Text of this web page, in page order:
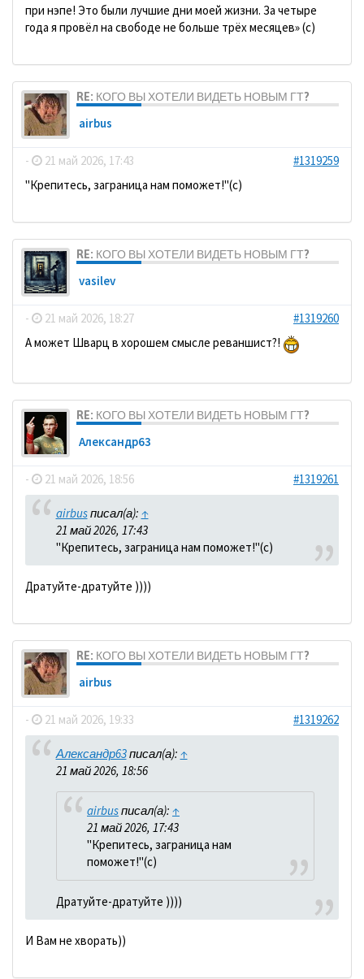
при нэпе! Это были лучшие дни моей жизни. За четыре
года я провёл на свободе не больше трёх месяцев» (с)
RE: КОГО ВЫ ХОТЕЛИ ВИДЕТЬ НОВЫМ ГТ?
airbus
- 21 май 2026, 17:43
#1319259
"Крепитесь, заграница нам поможет!"(с)
RE: КОГО ВЫ ХОТЕЛИ ВИДЕТЬ НОВЫМ ГТ?
vasilev
- 21 май 2026, 18:27
#1319260
А может Шварц в хорошем смысле реваншист?!
RE: КОГО ВЫ ХОТЕЛИ ВИДЕТЬ НОВЫМ ГТ?
Александр63
- 21 май 2026, 18:56 #1319261
airbusписал(а): ↑
21 май 2026, 17:43
"Крепитесь, заграница нам поможет!"(с)
Дратуйте-дратуйте ))))
RE: КОГО ВЫ ХОТЕЛИ ВИДЕТЬ НОВЫМ ГТ?
airbus
- 21 май 2026, 19:33 #1319262
Александр63писал(а): ↑
21 май 2026, 18:56
airbusписал(а): ↑
21 май 2026, 17:43
"Крепитесь, заграница нам
поможет!"(с)
Дратуйте-дратуйте ))))
И Вам не хворать))